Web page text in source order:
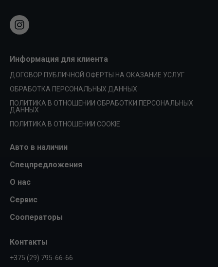
Информация для клиента
ДОГОВОР ПУБЛИЧНОЙ ОФЕРТЫ НА ОКАЗАНИЕ УСЛУГ
ОБРАБОТКА ПЕРСОНАЛЬНЫХ ДАННЫХ
ПОЛИТИКА В ОТНОШЕНИИ ОБРАБОТКИ ПЕРСОНАЛЬНЫХ
ДАННЫХ
ПОЛИТИКА В ОТНОШЕНИИ COOKIE
Авто в наличии
Спецпредложения
О нас
Сервис
Сооператоры
Контакты
+375 (29) 795-66-66